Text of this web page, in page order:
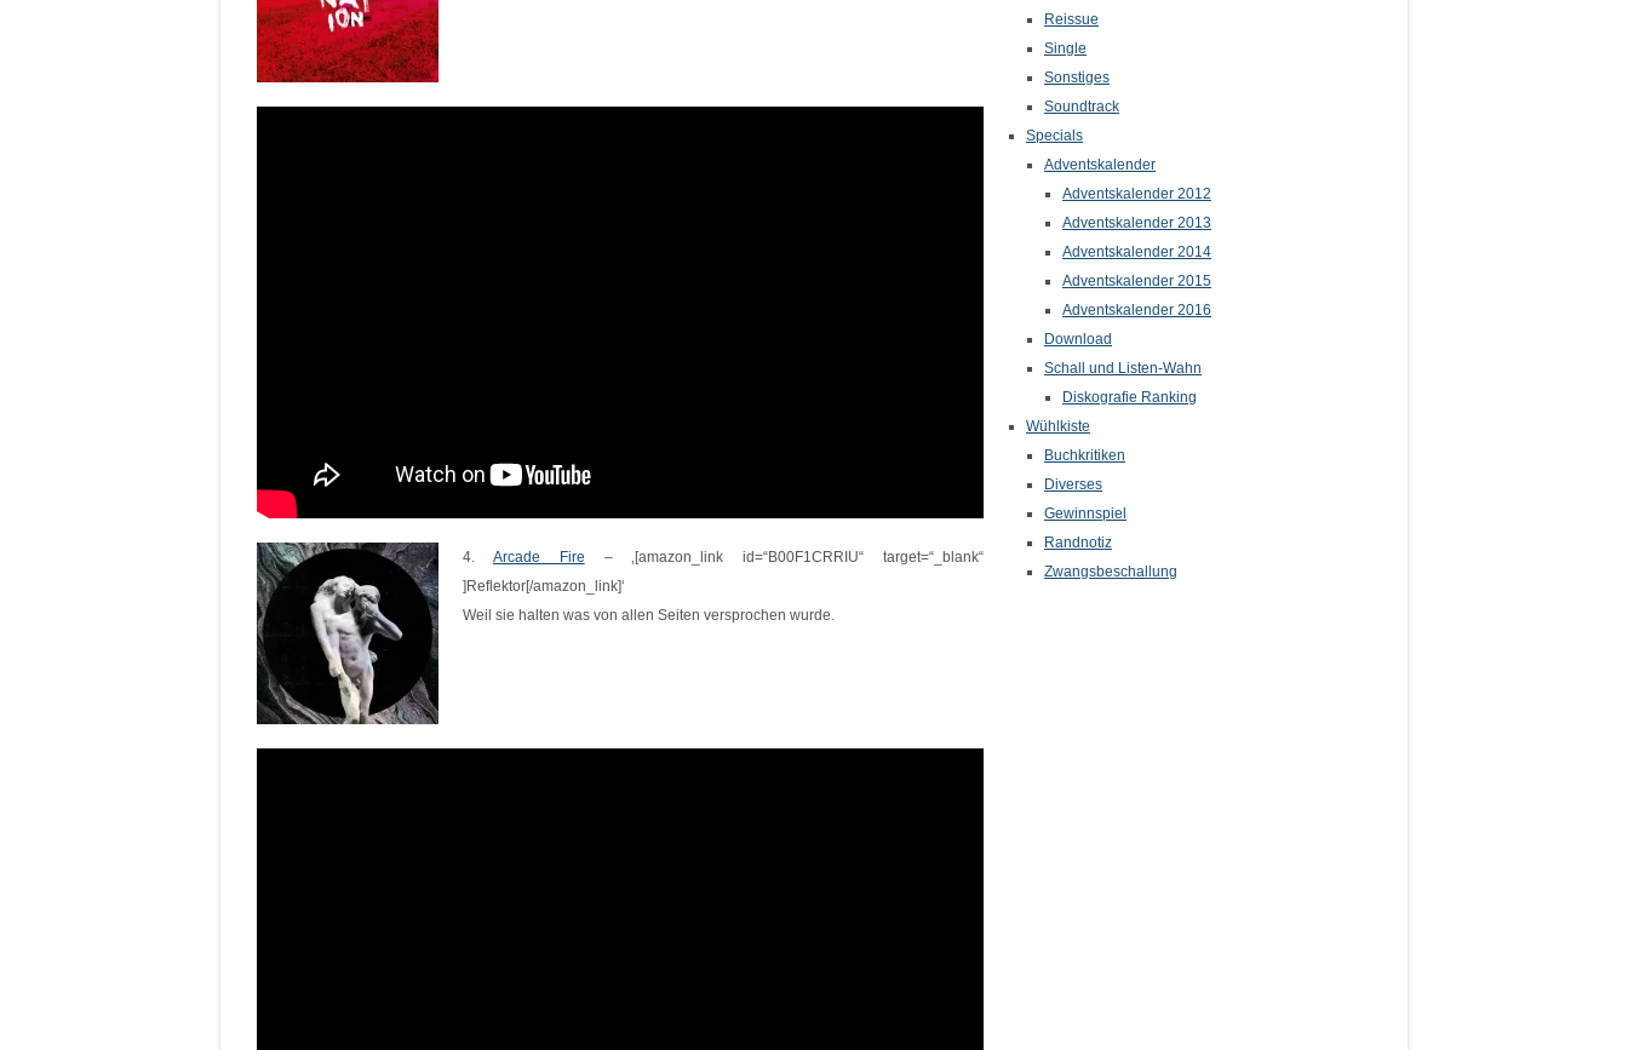
4. Arcade Fire – ‚[amazon_link id=“B00F1CRRIU“ target=“_blank“
]Reflektor[/amazon_link]‘
Weil sie halten was von allen Seiten versprochen wurde.
Reissue
Single
Sonstiges
Soundtrack
Specials
Adventskalender
Adventskalender 2012
Adventskalender 2013
Adventskalender 2014
Adventskalender 2015
Adventskalender 2016
Download
Schall und Listen-Wahn
Diskografie Ranking
Wühlkiste
Buchkritiken
Diverses
Gewinnspiel
Randnotiz
Zwangsbeschallung